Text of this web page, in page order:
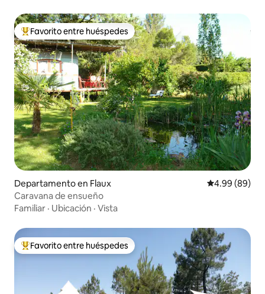
De los mejores en Favorito entre huéspedes
Favorito entre huéspedes
Departamento en Flaux Calificación
4.99 (89)
Caravana de ensueño
Familiar · Ubicación · Vista
De los mejores en Favorito entre huéspedes
Favorito entre huéspedes